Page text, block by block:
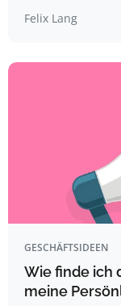
Felix Lang
GESCHÄFTSIDEEN
Wie finde ich
meine